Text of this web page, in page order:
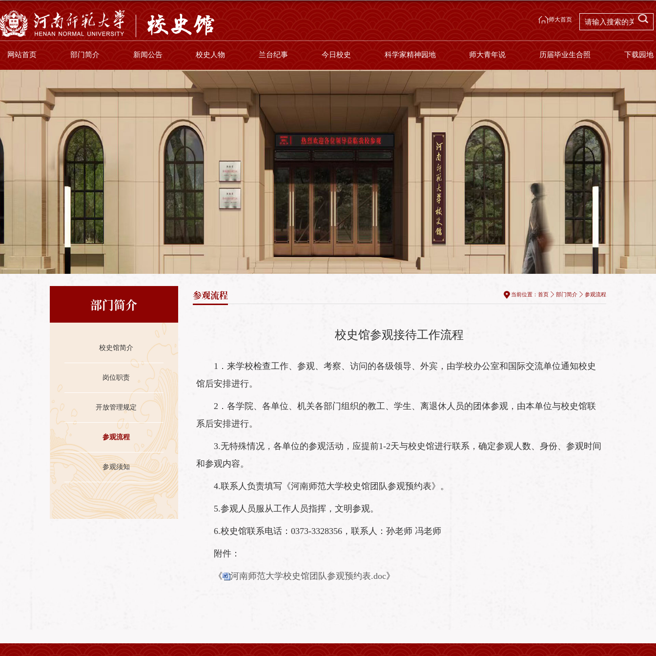
师大首页
网站首页 部门简介 新闻公告 校史人物 兰台纪事 今日校史 科学家精神园地 师大青年说 历届毕业生合照 下载园地
部门简介
校史馆简介
岗位职责
开放管理规定
参观流程
参观须知
当前位置： 首页 部门简介 参观流程
参观流程
校史馆参观接待工作流程
1．来学校检查工作、参观、考察、访问的各级领导、外宾，由学校办公室和国际交流单位通知校史
馆后安排进行。
2．各学院、各单位、机关各部门组织的教工、学生、离退休人员的团体参观，由本单位与校史馆联
系后安排进行。
3.无特殊情况，各单位的参观活动，应提前1-2天与校史馆进行联系，确定参观人数、身份、参观时间
和参观内容。
4.联系人负责填写《河南师范大学校史馆团队参观预约表》。
5.参观人员服从工作人员指挥，文明参观。
6.校史馆联系电话：0373-3328356，联系人：孙老师 冯老师
附件：
《 河南师范大学校史馆团队参观预约表.doc》